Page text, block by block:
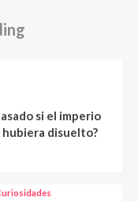
si el imperio
hubiera disuelto?